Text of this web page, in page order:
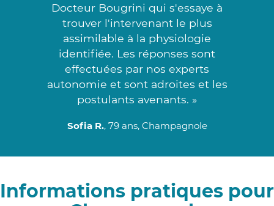
Docteur Bougrini qui s'essaye à
trouver l'intervenant le plus
assimilable à la physiologie
identifiée. Les réponses sont
effectuées par nos experts
autonomie et sont adroites et les
postulants avenants. »
Sofia R., 79 ans, Champagnole
Informations pratiques pour